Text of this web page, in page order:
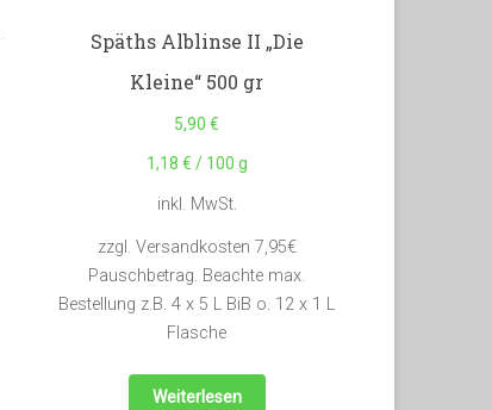
Späths Alblinse II „Die
Kleine“ 500 gr
5,90€
1,18 € / 100 g
inkl. MwSt.
zzgl. Versandkosten 7,95€
Pauschbetrag. Beachte max.
Bestellung z.B. 4 x 5 L BiB o. 12 x 1 L
Flasche
Weiterlesen